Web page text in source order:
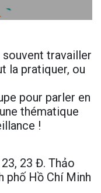
travailler
la pratiquer, ou
pour parler en
thématique
!
23 Đ. Thảo
phố Hồ Chí Minh